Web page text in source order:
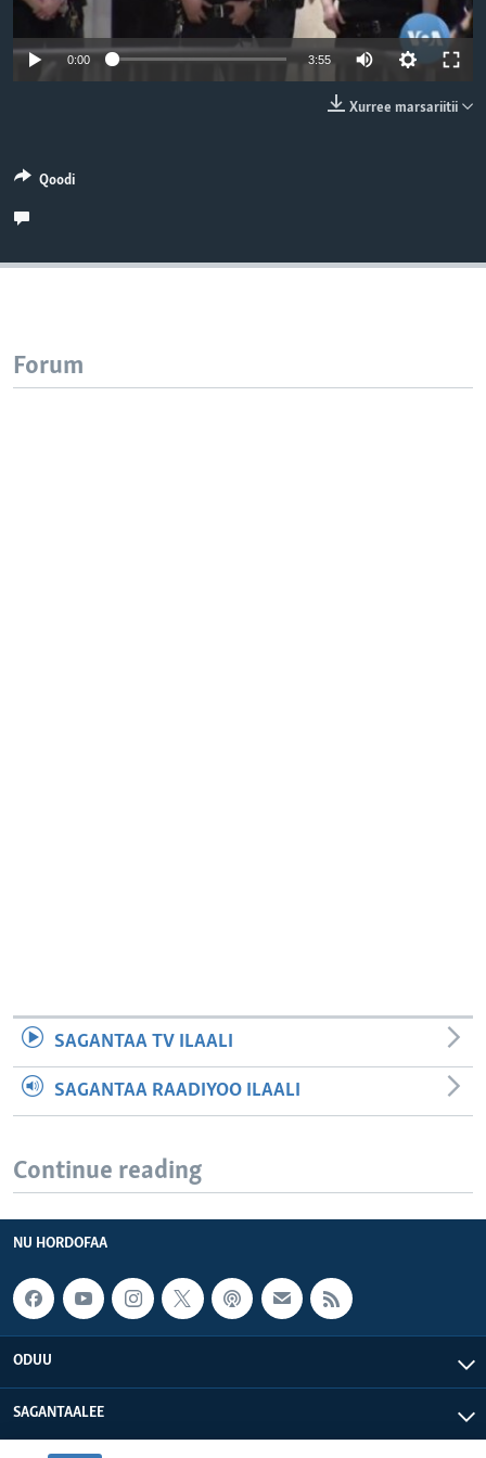
0:00 3:55
Xurree marsariitii
Qoodi
Forum
SAGANTAA TV ILAALI
SAGANTAA RAADIYOO ILAALI
Continue reading
NU HORDOFAA
ODUU
SAGANTAALEE